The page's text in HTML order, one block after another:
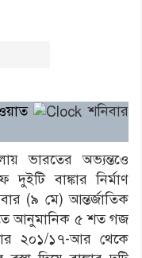
শনিবার
ভারতের অভ্যন্তওে
দুইটি বাঙ্কার নির্মাণ
(৯ মে) আন্তর্জাতিক
আনুমানিক ৫ শত গজ
২০১/১৭-আর থেকে